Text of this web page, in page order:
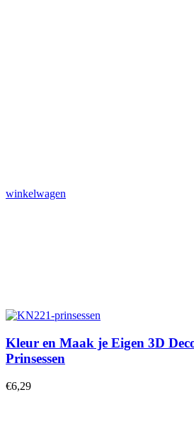
winkelwagen
Kleur en Maak je Eigen 3D
Prinsessen
€6,29